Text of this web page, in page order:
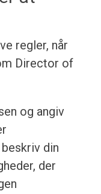
regler, når
Director of
og angiv
din
der